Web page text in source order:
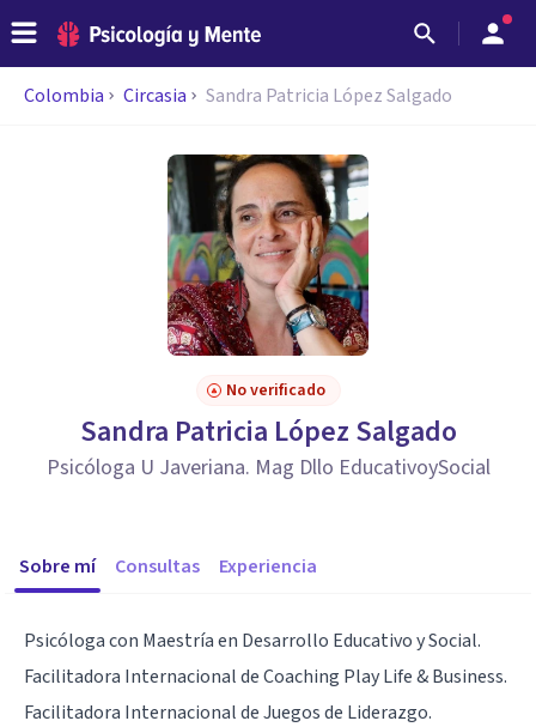
Colombia Circasia Sandra Patricia López Salgado
No verificado
Sandra Patricia López Salgado
Psicóloga U Javeriana. Mag Dllo EducativoySocial
Sobre mí Consultas Experiencia
Psicóloga con Maestría en Desarrollo Educativo y Social.
Facilitadora Internacional de Coaching Play Life & Business.
Facilitadora Internacional de Juegos de Liderazgo.